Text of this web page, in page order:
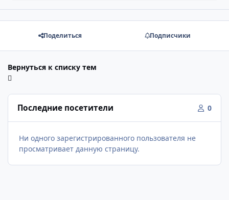
Поделиться Подписчики
Вернуться к списку тем
Последние посетители 0
Ни одного зарегистрированного пользователя не
просматривает данную страницу.